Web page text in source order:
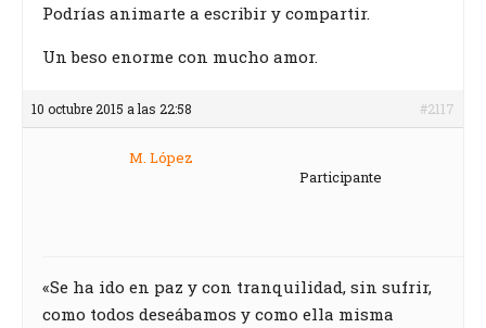
Podrías animarte a escribir y compartir.
Un beso enorme con mucho amor.
10 octubre 2015 a las 22:58 #2117
M. López
Participante
«Se ha ido en paz y con tranquilidad, sin sufrir,
como todos deseábamos y como ella misma